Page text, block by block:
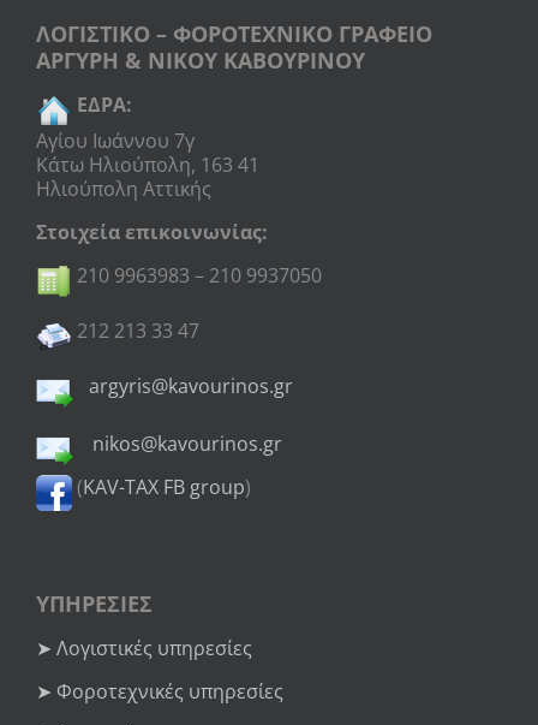
ΛΟΓΙΣΤΙΚΟ – ΦΟΡΟΤΕΧΝΙΚΟ ΓΡΑΦΕΙΟ
ΑΡΓΥΡΗ & ΝΙΚΟΥ ΚΑΒΟΥΡΙΝΟΥ
ΕΔΡΑ:
Αγίου Ιωάννου 7γ
Κάτω Ηλιούπολη, 163 41
Ηλιούπολη Αττικής
Στοιχεία επικοινωνίας:
210 9963983 – 210 9937050
212 213 33 47
argyris@kavourinos.gr
nikos@kavourinos.gr
(KAV-TAX FB group)
ΥΠΗΡΕΣΙΕΣ
➤ Λογιστικές υπηρεσίες
➤ Φοροτεχνικές υπηρεσίες